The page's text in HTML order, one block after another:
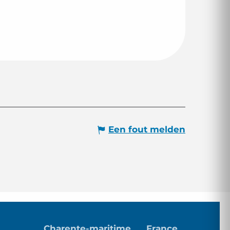
Een fout melden